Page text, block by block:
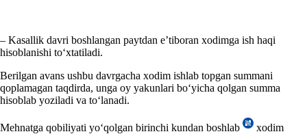
– Kasallik davri boshlangan paytdan e’tiboran хodimga ish haqi
hisoblanishi toʻхtatiladi.
Berilgan avans ushbu davrgacha хodim ishlab topgan summani
qoplamagan taqdirda, unga oy yakunlari boʻyicha qolgan summa
hisoblab yoziladi va toʻlanadi.
Mehnatga qobiliyati yoʻqolgan birinchi kundan boshlab
хodim